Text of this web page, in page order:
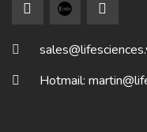
Hotmail: